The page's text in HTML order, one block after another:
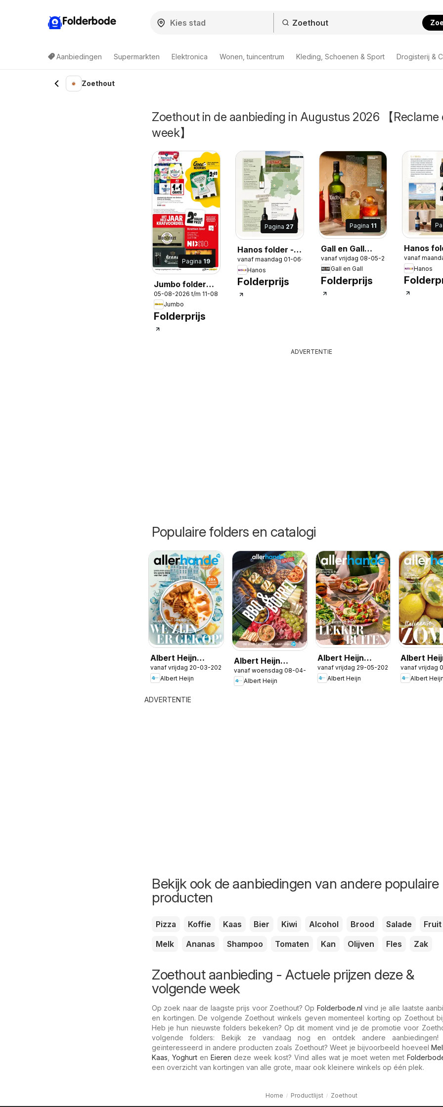
Folderbode
Aanbiedingen Supermarkten Elektronica Wonen, tuincentrum Kleding, Schoenen & Sport Drogisterij &
Zoethout
Zoethout in de aanbieding in Augustus 2026 【Reclame
week】
Pagina 19
Jumbo folder
week 32
05-08-2026 t/m 11-08-2026
Jumbo
Folderprijs
Pagina 27
Hanos folder -
Magazine
zomer 2026
vanaf maandag 01-06-2026
Hanos
Folderprijs
Pagina 11
Gall en Gall
folder - Toost
magazine
voorjaar 2026
vanaf vrijdag 08-05-2026
Gall en Gall
Folderprijs
Hanos
2026
vanaf
Hanos
ADVERTENTIE
Populaire folders en catalogi
Albert Heijn
folder -
Allerhande 2
vanaf vrijdag 20-03-2026
Albert Heijn
Albert Heijn
folder -
Allerhande BBQ
vanaf woensdag 08-04-2026
Albert Heijn
Albert Heijn
folder -
Allerhande 3
vanaf vrijdag 29-05-2026
Albert Heijn
Albert
folder -
vanaf vrijdag
Albert
ADVERTENTIE
Bekijk ook de aanbiedingen van andere populaire
producten
Pizza Koffie Kaas Bier Kiwi Alcohol Brood Salade
Fruit
Melk
Ananas Shampoo Tomaten Kan Olijven Fles Zak
Zoethout aanbieding - Actuele prijzen deze &
volgende week
Op zoek naar de laagste prijs voor Zoethout? Op Folderbode.nl vind je alle laatste
en kortingen. De volgende Zoethout winkels geven momenteel korting op Zoethout
Heb je hun nieuwste folders bekeken? Op dit moment vind je de promotie voor
volgende folders: Bekijk ze vandaag nog en ontdek andere
geïnteresseerd in andere producten zoals Zoethout? Weet je bijvoorbeeld hoeveel
Kaas Yoghurt en Eieren deze week kost? Vind alles wat je moet weten met
een overzicht van kortingen van alle grote, maar ook kleinere winkels op één plek.
Home Productlijst Zoethout